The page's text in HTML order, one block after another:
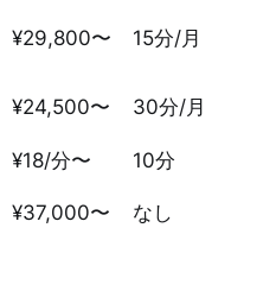
¥29,800〜 15分/月
¥24,500〜 30分/月
¥18/分〜 10分
¥37,000〜 なし